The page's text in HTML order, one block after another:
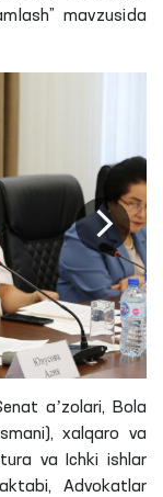
mavzusida
aʼzolari, Bola
xalqaro va
va Ichki ishlar
Advokatlar